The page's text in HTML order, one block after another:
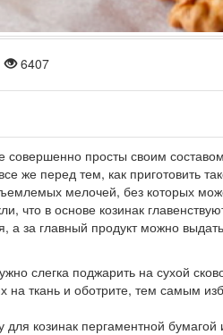
6407
совершенно просты своим
же перед тем, как приготовить
мелочей, без которых
что в основе козинак
а за главный продукт можно
слегка поджарить на сухой
на ткань и оботрите, тем самым
козинак пергаментной